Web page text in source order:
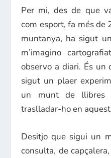
Per mi, des de que
com esport, fa més de
muntanya, ha sigut
m’imagino
observo a diari. És un
sigut un plaer
un munt de llibres
traslladar-ho en
Desitjo que sigui un
consulta, de